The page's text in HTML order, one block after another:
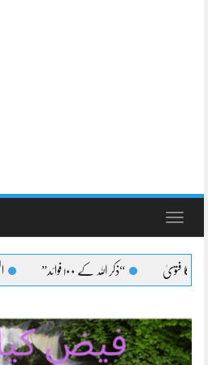
Toggle
“ذکر اللہ کے ۱۰۰ فوائد” التشوف الی